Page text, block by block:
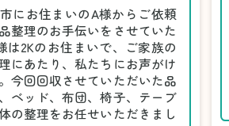
にお住まいのA様からご依頼
整理のお手伝いをさせていた
は2Kのお住まいで、ご家族の
にあたり、私たちにお声がけ
今回回収させていただいた品
ベッド、布団、椅子、テーブ
の整理をお任せいただきまし